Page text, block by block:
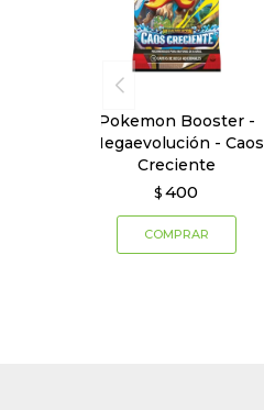
Pokemon Booster -
Megaevolución - Caos
Creciente
$ 400